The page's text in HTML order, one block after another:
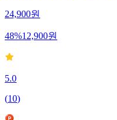
24,900원
48%12,900원
5.0
(10)